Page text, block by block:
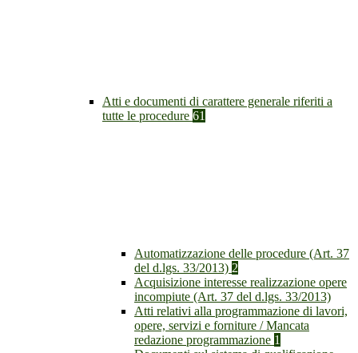
Atti e documenti di carattere generale riferiti a
tutte le procedure 61
Automatizzazione delle procedure (Art. 37
del d.lgs. 33/2013) 2
Acquisizione interesse realizzazione opere
incompiute (Art. 37 del d.lgs. 33/2013)
Atti relativi alla programmazione di lavori,
opere, servizi e forniture / Mancata
redazione programmazione 1